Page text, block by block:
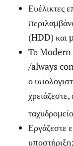
Ευέλικτες
(HDD) και
Το Modern
/always
ο
Εργάζεστε